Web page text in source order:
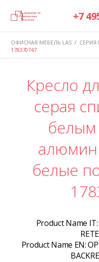
+7
ОФИСНАЯ МЕБЕЛЬ LAS / СЕРИЯ
178370747
Кресло
серая
белым
белые
Product Name
Product Name EN: